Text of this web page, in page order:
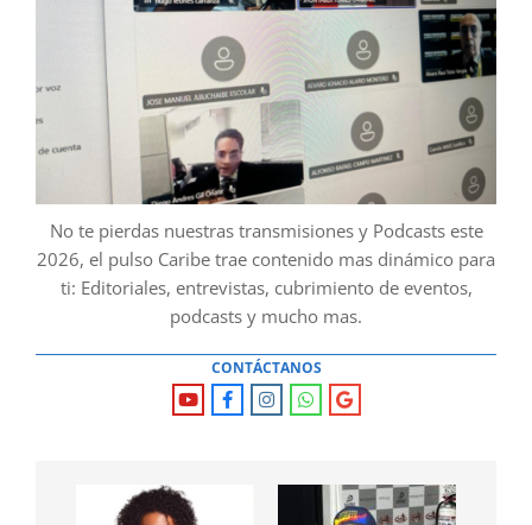
No te pierdas nuestras transmisiones y Podcasts este
2026, el pulso Caribe trae contenido mas dinámico para
ti: Editoriales, entrevistas, cubrimiento de eventos,
podcasts y mucho mas.
CONTÁCTANOS